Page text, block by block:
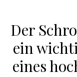
Der
ein
eines